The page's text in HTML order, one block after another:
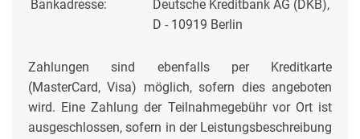
Bankadresse:
Deutsche Kreditbank AG (DKB),
D - 10919 Berlin
Zahlungen sind ebenfalls per Kreditkarte
(MasterCard, Visa) möglich, sofern dies angeboten
wird. Eine Zahlung der Teilnahmegebühr vor Ort ist
ausgeschlossen, sofern in der Leistungsbeschreibung